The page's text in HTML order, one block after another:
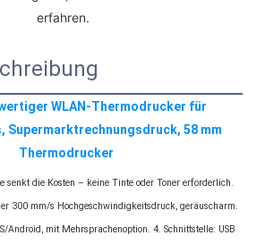
erfahren.
WLAN-Thermodrucker für
Supermarktrechnungsdruck, 58 mm
Thermodrucker
senkt die Kosten – keine Tinte oder Toner erforderlich.
300 mm/s Hochgeschwindigkeitsdruck, geräuscharm.
Android, mit Mehrsprachenoption. 4. Schnittstelle: USB